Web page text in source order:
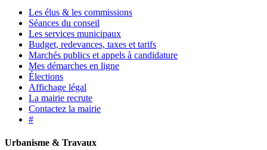
Les élus & les commissions
Séances du conseil
Les services municipaux
Budget, redevances, taxes et tarifs
Marchés publics et appels à candidature
Mes démarches en ligne
Élections
Affichage légal
La mairie recrute
Contactez la mairie
#
Urbanisme & Travaux